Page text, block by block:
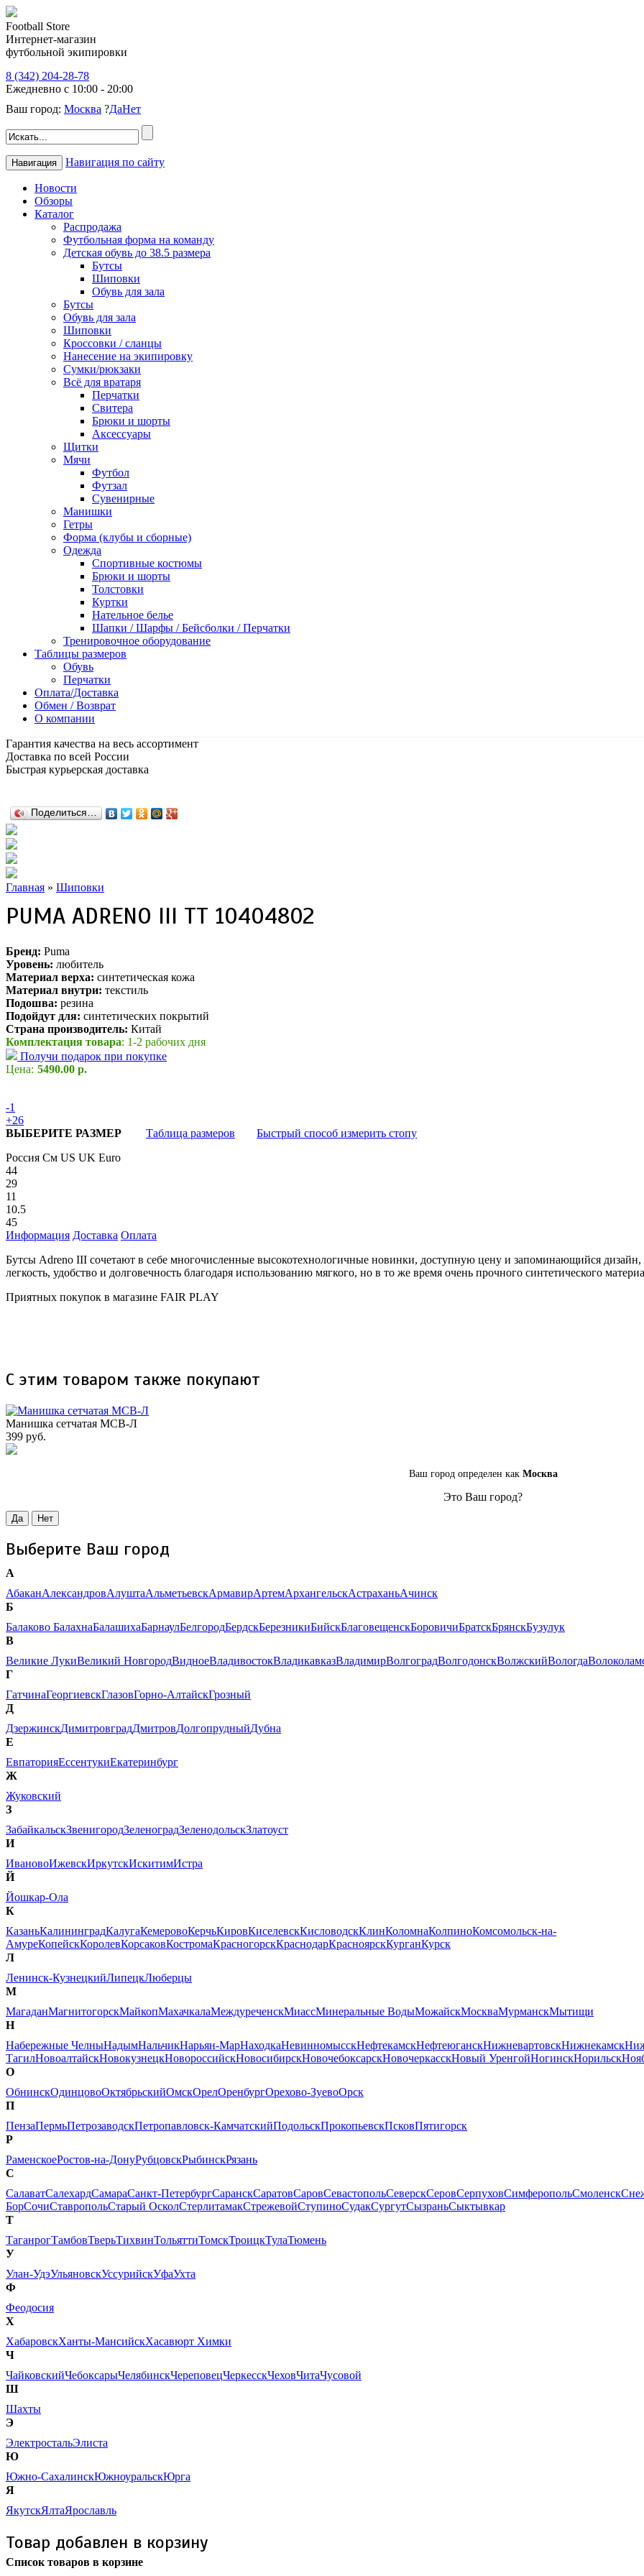
Football Store
Интернет-магазин
футбольной экипировки
8 (342) 204-28-78
Ежедневно с 10:00 - 20:00
Ваш город: Москва ?ДаНет
Навигация Навигация по сайту
Новости
Обзоры
Каталог
Распродажа
Футбольная форма на команду
Детская обувь до 38.5 размера
Бутсы
Шиповки
Обувь для зала
Бутсы
Обувь для зала
Шиповки
Кроссовки / сланцы
Нанесение на экипировку
Сумки/рюкзаки
Всё для вратаря
Перчатки
Cвитера
Брюки и шорты
Аксессуары
Щитки
Мячи
Футбол
Футзал
Сувенирные
Манишки
Гетры
Форма (клубы и сборные)
Одежда
Спортивные костюмы
Брюки и шорты
Толстовки
Куртки
Нательное белье
Шапки / Шарфы / Бейсболки / Перчатки
Тренировочное оборудование
Таблицы размеров
Обувь
Перчатки
Оплата/Доставка
Обмен / Возврат
О компании
Гарантия качества на весь ассортимент
Доставка по всей России
Быстрая курьерская доставка
Поделиться…
Главная » Шиповки
PUMA ADRENO III TT 10404802
Бренд: Puma
Уровень: любитель
Материал верха: синтетическая кожа
Материал внутри: текстиль
Подошва: резина
Подойдут для: синтетических покрытий
Страна производитель: Китай
Комплектация товара: 1-2 рабочих дня
Получи подарок при покупке
Цена: 5490.00 р.
-1
+26
ВЫБЕРИТЕ РАЗМЕР
Таблица размеров
Быстрый способ измерить стопу
Россия См US UK Euro
44
29
11
10.5
45
Информация Доставка Оплата
Бутсы Adreno III сочетают в себе многочисленные высокотехнологичные новинки, доступную цену и запоминающийся
легкость, удобство и долговечность благодаря использованию мягкого, но в то же время очень прочного синтетического
Приятных покупок в магазине FAIR PLAY
С этим товаром также покупают
Манишка сетчатая МСВ-Л
399 руб.
Ваш город определен как Москва
Это Ваш город?
Да Нет
Выберите Ваш город
А
АбаканАлександровАлуштаАльметьевскАрмавирАртемАрхангельскАстраханьАчинск
Б
Балаково БалахнаБалашихаБарнаулБелгородБердскБерезникиБийскБлаговещенскБоровичиБратскБрянскБузулук
В
Великие ЛукиВеликий НовгородВидноеВладивостокВладикавказВладимирВолгоградВолгодонскВолжскийВологда
Г
ГатчинаГеоргиевскГлазовГорно-АлтайскГрозный
Д
ДзержинскДимитровградДмитровДолгопрудныйДубна
Е
ЕвпаторияЕссентукиЕкатеринбург
Ж
Жуковский
З
ЗабайкальскЗвенигородЗеленоградЗеленодольскЗлатоуст
И
ИвановоИжевскИркутскИскитимИстра
Й
Йошкар-Ола
К
КазаньКалининградКалугаКемеровоКерчьКировКиселевскКисловодскКлинКоломнаКолпиноКомсомольск-на-
АмуреКопейскКоролевКорсаковКостромаКрасногорскКраснодарКрасноярскКурганКурск
Л
Ленинск-КузнецкийЛипецкЛюберцы
М
МагаданМагнитогорскМайкопМахачкалаМеждуреченскМиассМинеральные ВодыМожайскМоскваМурманскМытищи
Н
Набережные ЧелныНадымНальчикНарьян-МарНаходкаНевинномысскНефтекамскНефтеюганскНижневартовскНижнекамск
ТагилНовоалтайскНовокузнецкНовороссийскНовосибирскНовочебоксарскНовочеркасскНовый УренгойНогинскНорильск
О
ОбнинскОдинцовоОктябрьскийОмскОрелОренбургОрехово-ЗуевоОрск
П
ПензаПермьПетрозаводскПетропавловск-КамчатскийПодольскПрокопьевскПсковПятигорск
Р
РаменскоеРостов-на-ДонуРубцовскРыбинскРязань
С
СалаватСалехардСамараСанкт-ПетербургСаранскСаратовСаровСевастопольСеверскСеровСерпуховСимферопольСмоленск
БорСочиСтавропольСтарый ОсколСтерлитамакСтрежевойСтупиноСудакСургутСызраньСыктывкар
Т
ТаганрогТамбовТверьТихвинТольяттиТомскТроицкТулаТюмень
У
Улан-УдэУльяновскУссурийскУфаУхта
Ф
Феодосия
Х
ХабаровскХанты-МансийскХасавюрт Химки
Ч
ЧайковскийЧебоксарыЧелябинскЧереповецЧеркесскЧеховЧитаЧусовой
Ш
Шахты
Э
ЭлектростальЭлиста
Ю
Южно-СахалинскЮжноуральскЮрга
Я
ЯкутскЯлтаЯрославль
Товар добавлен в корзину
Список товаров в корзине